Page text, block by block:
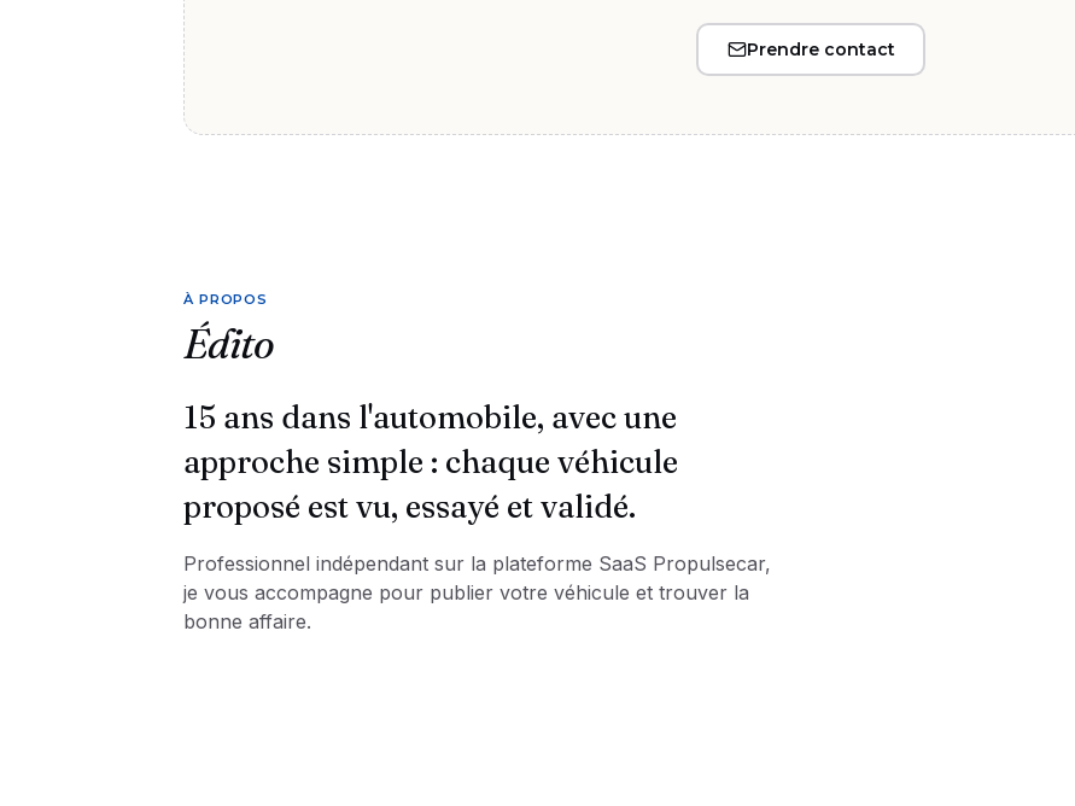
Prendre contact
À PROPOS
Édito
15 ans dans l'automobile, avec une
approche simple : chaque véhicule
proposé est vu, essayé et validé.
Professionnel indépendant sur la plateforme SaaS Propulsecar,
je vous accompagne pour publier votre véhicule et trouver la
bonne affaire.